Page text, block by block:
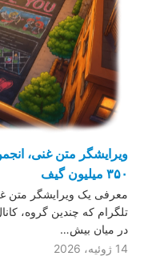
ویرایشگر متن غنی،
۳۵۰ میلیون گیف
معرفی یک ویرایشگر متن
تلگرام که چندین گروه،
در میان بیش…
14 ژوئیه، 2026